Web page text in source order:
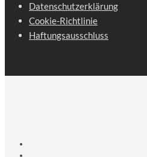
Datenschutzerklärung
Cookie-Richtlinie
Haftungsausschluss